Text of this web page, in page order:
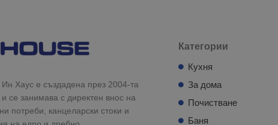
Хаус е създадена през 2004-та
и се занимава с директен внос на
потреби, канцеларски стоки и
Категории
Кухня
За дома
Почистване
Баня